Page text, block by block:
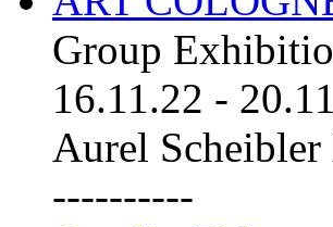
Group
16.11.22 -
Aurel
----------